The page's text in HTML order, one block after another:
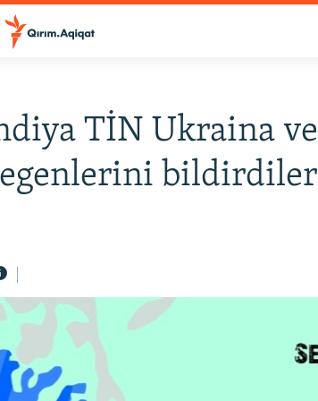
TİN Ukraina ve
bildirdiler